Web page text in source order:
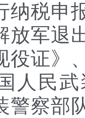
纳税申
放军退
役证》
人民
警察